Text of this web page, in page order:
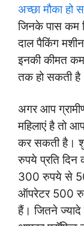
अच्छा मौका हो
जिनके पास कम
दाल पैकिंग
इनकी कीमत
तक हो सकती
अगर आप
महिलाएं है तो
कर सकती है।
रुपये प्रति
300 रुपये से
ऑपरेटर 500
हैं। जितने